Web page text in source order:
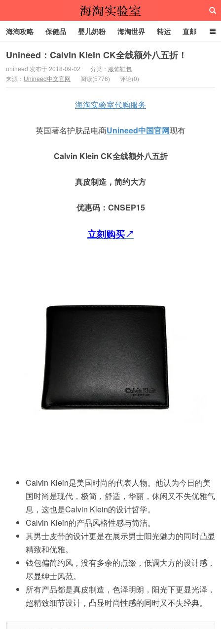
海淘实验室
海淘攻略 保健品 婴儿奶粉 海淘世界 转运 直邮
代购服务
Unineed：Calvin Klein CK全线额外八五折！
unineed 发布于 2018-09-02 分类： 服饰鞋包
来源： Unineed中文官网 阅读(5776) 评论(0)
海淘实验室代购服务
英国著名护肤品电商Unineed中国官网现有
Calvin Klein CK全线额外八五折
真皮制造，简约大方
优惠码：CNSEP15
立刻购买↗
Calvin Klein是美国时尚的代表人物。他认为今日的美
国时尚是现代，极简，舒适，华丽，休闲又不失优雅气
息，这也是Calvin Klein的设计哲学。
Calvin Klein的产品风格性感与简洁。
其男士皮带的设计更是在展示男士阳光魅力的同时凸显
精致和优雅。
钱包偏简约风，没有多余的点缀，低调大方的设计感，
尽显绅士风范。
所有产品都是真皮制造，色泽明朗，阳光下更显光泽，
超精致细节设计，凸显时尚性感的同时又不失经典。